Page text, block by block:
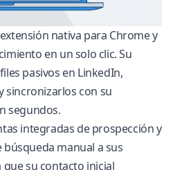
nativa para Chrome y
en un solo clic. Su
pasivos en LinkedIn,
sincronizarlos con su
segundos.
integradas de prospección y
manual a sus
su contacto inicial